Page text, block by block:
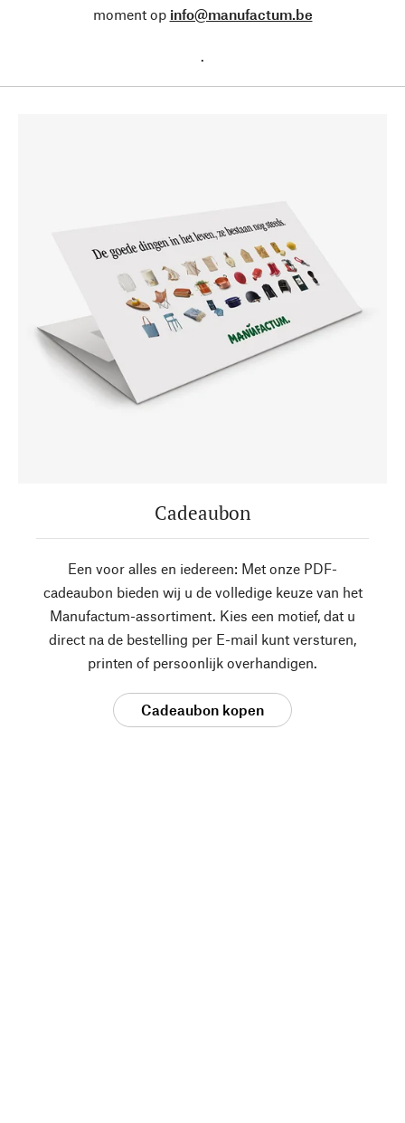
moment op info@manufactum.be
.
Cadeaubon
Een voor alles en iedereen: Met onze PDF-
cadeaubon bieden wij u de volledige keuze van het
Manufactum-assortiment. Kies een motief, dat u
direct na de bestelling per E-mail kunt versturen,
printen of persoonlijk overhandigen.
Cadeaubon kopen